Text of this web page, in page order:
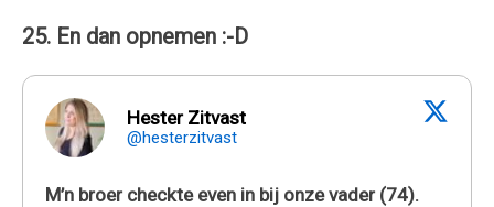
25. En dan opnemen :-D
Hester Zitvast
@hesterzitvast
M’n broer checkte even in bij onze vader (74).